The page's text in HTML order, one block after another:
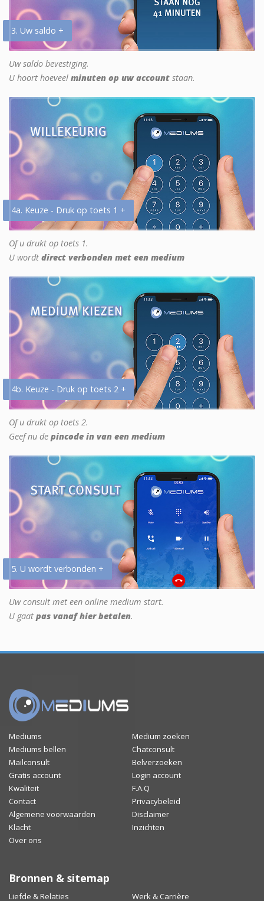
3. Uw saldo +
Uw saldo bevestiging.
U hoort hoeveel minuten op uw account staan.
4a. Keuze - Druk op toets 1 +
Of u drukt op toets 1.
U wordt direct verbonden met een medium
4b. Keuze - Druk op toets 2 +
Of u drukt op toets 2.
Geef nu de pincode in van een medium
5. U wordt verbonden +
Uw consult met een online medium start.
U gaat pas vanaf hier betalen.
Mediums
Medium zoeken
Mediums bellen
Chatconsult
Mailconsult
Belverzoeken
Gratis account
Login account
Kwaliteit
F.A.Q
Contact
Privacybeleid
Algemene voorwaarden
Disclaimer
Klacht
Inzichten
Over ons
Bronnen & sitemap
Liefde & Relaties Werk & Carrière